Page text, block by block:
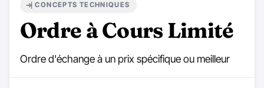
CONCEPTS TECHNIQUES
Ordre à Cours Limité
Ordre d'échange à un prix spécifique ou meilleur